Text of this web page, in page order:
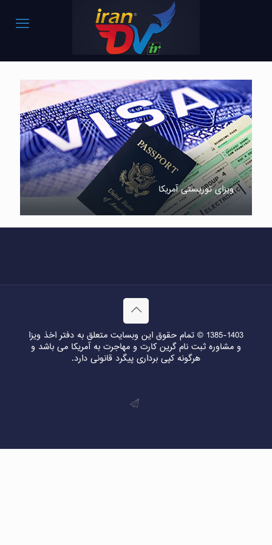
ویزای توریستی آمریکا
1385-1403 © تمام حقوق این وبسایت متعلق به دفتر اخذ ویزا
و مشاوره ثبت نام گرین کارت و مهاجرت به آمریکا می باشد و
هرگونه کپی برداری پیگرد قانونی دارد.